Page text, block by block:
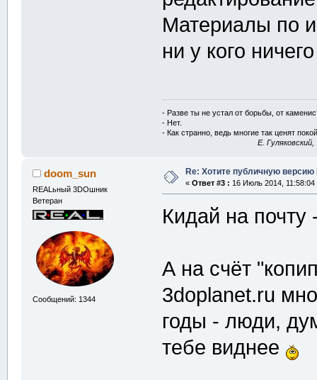
Материалы по
ни у кого
- Разве ты не устал от борьбы, от
- Нет.
- Как странно, ведь многие так ценят
E.
doom_sun
REALьный 3DOшник
Ветеран
Сообщений: 1344
Re: Хотите публичную версию
« Ответ #3 : 16 Июль 2014, 11:58:04
Кидай на почту
А на счёт
3doplanet.ru
годы - люди,
тебе виднее